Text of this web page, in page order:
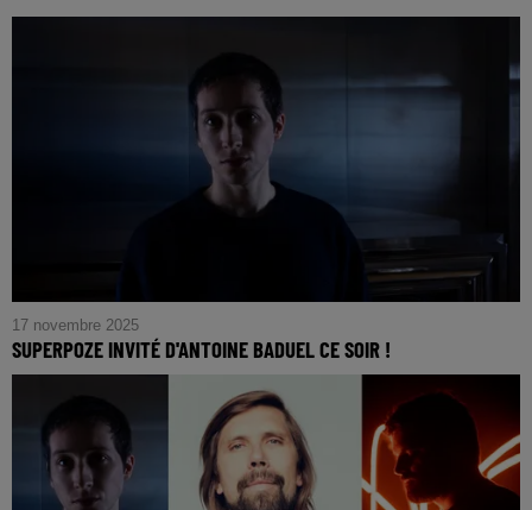
17 novembre 2025
SUPERPOZE INVITÉ D'ANTOINE BADUEL CE SOIR !